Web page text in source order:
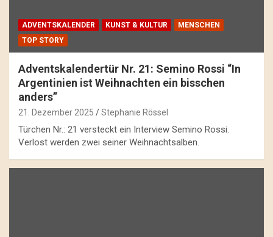
ADVENTSKALENDER KUNST & KULTUR
MENSCHEN
TOP STORY
Adventskalendertür Nr. 21: Semino Rossi “In
Argentinien ist Weihnachten ein bisschen
anders”
21. Dezember 2025 Stephanie Rössel
Türchen Nr.: 21 versteckt ein Interview Semino Rossi.
Verlost werden zwei seiner Weihnachtsalben.